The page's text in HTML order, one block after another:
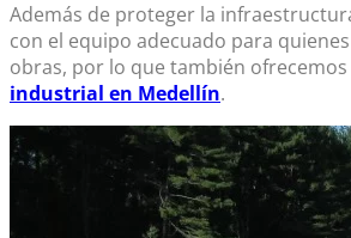
Además de proteger la
con el equipo adecuado para
obras, por lo que también ofrecemos
industrial en Medellín.